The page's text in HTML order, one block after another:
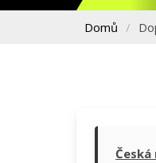
Domů